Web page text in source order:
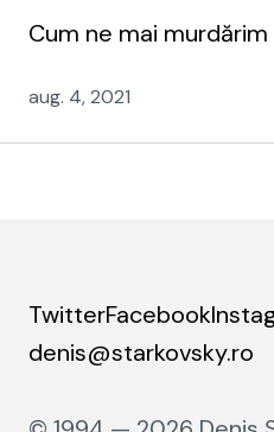
Cum ne mai
aug. 4, 2021
TwitterFacebook
denis@starkovsky.ro